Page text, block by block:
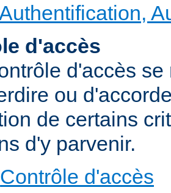
d'accès
d'accès
ou
de certains
d'y parvenir.
Contrôle d'accès